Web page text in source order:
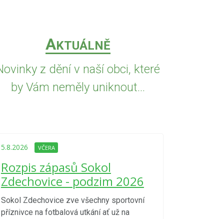
AKTUÁLNĚ
z dění v naší obci, které
by Vám neměly uniknout...
5.8.2026 VČERA
Rozpis zápasů Sokol
Zdechovice - podzim 2026
Sokol Zdechovice zve všechny sportovní
příznivce na fotbalová utkání ať už na